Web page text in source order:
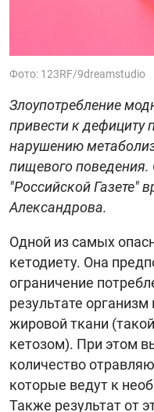
Фото: 123RF/9dreamstudio
Злоупотребление
привести к дефициту
нарушению
пищевого поведения.
"Российской Газете"
Александрова.
Одной из самых
кетодиету. Она
ограничение
результате
жировой ткани
кетозом). При этом
количество
которые ведут к
Также результат от